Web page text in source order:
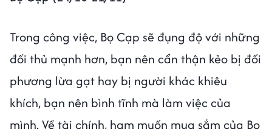
Trong công việc, Bọ Cạp sẽ đụng độ với những
đối thủ mạnh hơn, bạn nên cẩn thận kẻo bị đối
phương lừa gạt hay bị người khác khiêu
khích, bạn nên bình tĩnh mà làm việc của
mình. Về tài chính, ham muốn mua sắm của Bọ